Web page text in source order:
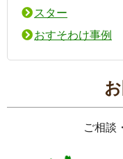
スター
おすそわけ事例
ご相談